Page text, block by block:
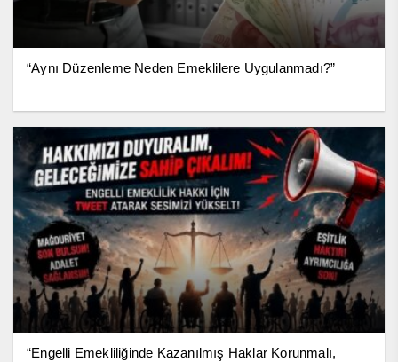
“Aynı Düzenleme Neden Emeklilere Uygulanmadı?”
“Engelli Emekliliğinde Kazanılmış Haklar Korunmalı,